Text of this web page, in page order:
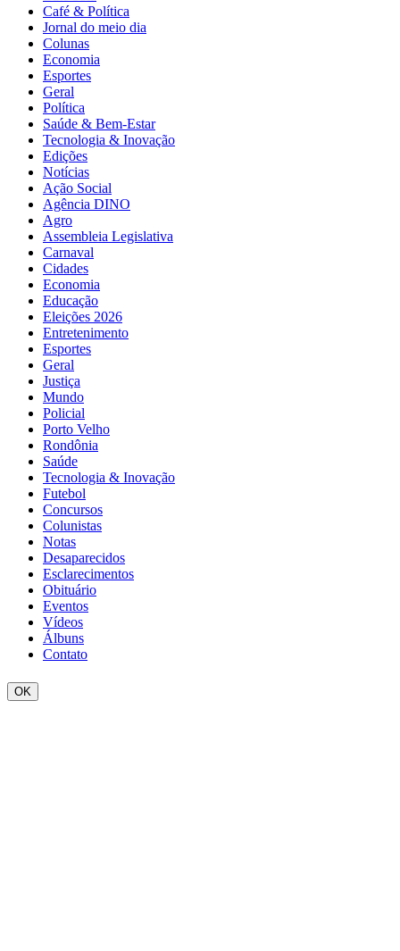
Café & Política
Jornal do meio dia
Colunas
Economia
Esportes
Geral
Política
Saúde & Bem-Estar
Tecnologia & Inovação
Edições
Notícias
Ação Social
Agência DINO
Agro
Assembleia Legislativa
Carnaval
Cidades
Economia
Educação
Eleições 2026
Entretenimento
Esportes
Geral
Justiça
Mundo
Policial
Porto Velho
Rondônia
Saúde
Tecnologia & Inovação
Futebol
Concursos
Colunistas
Notas
Desaparecidos
Esclarecimentos
Obituário
Eventos
Vídeos
Álbuns
Contato
OK